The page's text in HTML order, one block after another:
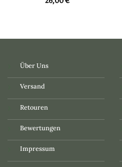
Über Uns
Versand
Retouren
Bewertungen
Impressum